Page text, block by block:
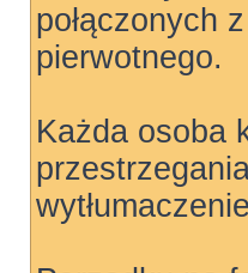
połączonych
pierwotnego.
Każda osoba